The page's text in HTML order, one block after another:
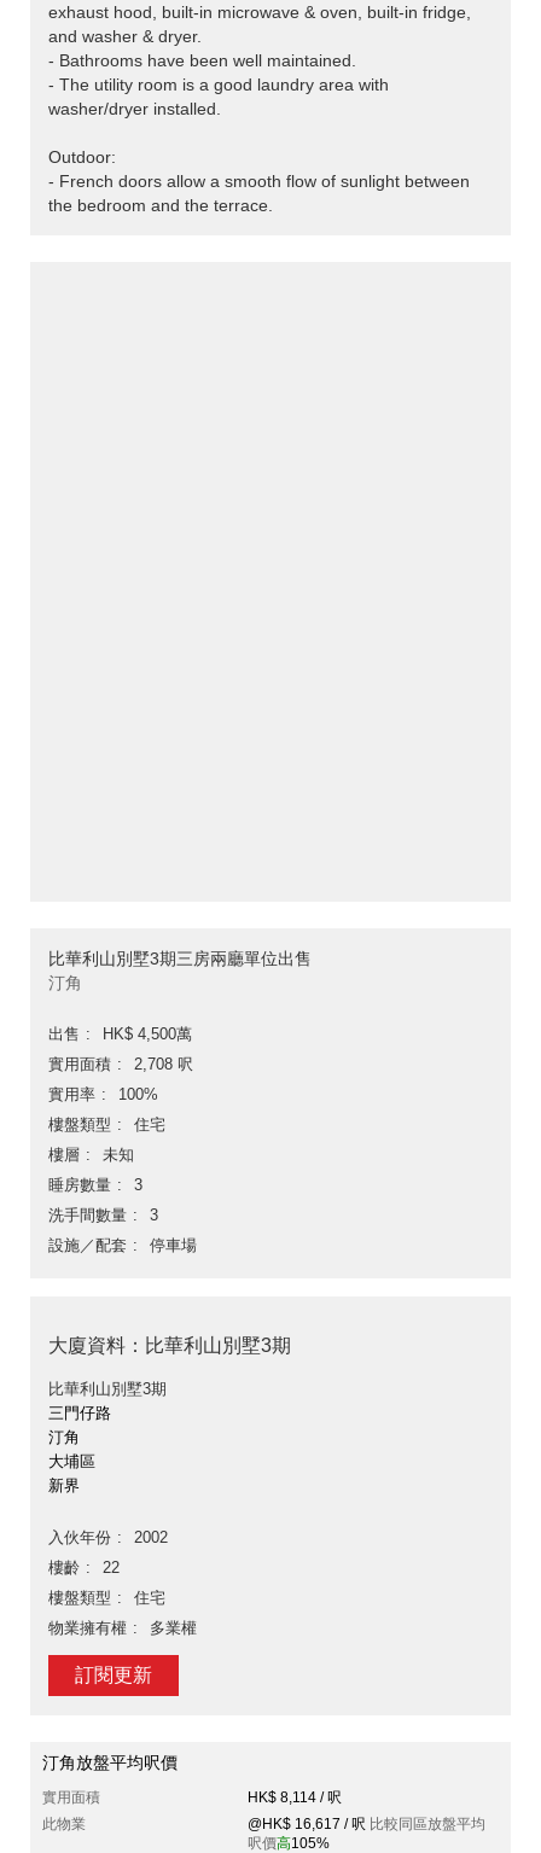
exhaust hood, built-in microwave & oven, built-in fridge,
and washer & dryer.
- Bathrooms have been well maintained.
- The utility room is a good laundry area with
washer/dryer installed.
Outdoor:
- French doors allow a smooth flow of sunlight between
the bedroom and the terrace.
比華利山別墅3期三房兩廳單位出售
汀角
出售
HK$ 4,500萬
實用面積
2,708 呎
實用率
100%
樓盤類型
住宅
樓層
未知
睡房數量
3
洗手間數量
3
設施／配套
停車場
大廈資料：比華利山別墅3期
比華利山別墅3期
三門仔路
汀角
大埔區
新界
入伙年份
2002
樓齡
22
樓盤類型
住宅
物業擁有權
多業權
訂閱更新
汀角放盤平均呎價
實用面積
HK$ 8,114 / 呎
此物業
@HK$ 16,617 / 呎 比較同區放盤平均
呎價高105%